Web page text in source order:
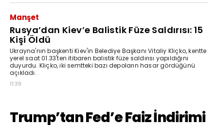
Manşet
Rusya’dan Kiev’e Balistik Füze Saldırısı: 15
Kişi Öldü
Ukrayna'nın başkenti Kiev'in Belediye Başkanı Vitaliy Kliçko, kentte
yerel saat 01.33'ten itibaren balistik füze saldırısı yapıldığını
duyurdu. Kliçko, iki semtteki bazı depoların hasar gördüğünü
açıkladı.
11:39